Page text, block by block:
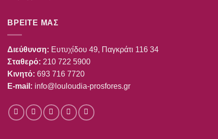
ΒΡΕΙΤΕ ΜΑΣ
Διεύθυνση: Ευτυχίδου 49, Παγκράτι 116 34
Σταθερό: 210 722 5900
Κινητό: 693 716 7720
E-mail: info@louloudia-prosfores.gr